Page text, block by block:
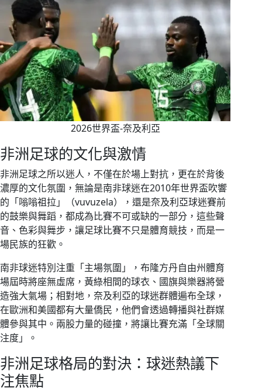
2026世界盃-奈及利亞
非洲足球的文化與激情
非洲足球之所以迷人，不僅在於場上對抗，更在於背後
濃厚的文化氛圍，無論是南非球迷在2010年世界盃吹響
的「嗡嗡祖拉」（vuvuzela），還是奈及利亞球迷賽前
的鼓樂與舞蹈，都成為比賽不可或缺的一部分，這些聲
音、色彩與舞步，讓足球比賽不只是體育競技，而是一
場民族的狂歡。
南非球迷特別注重「主場氛圍」，布隆方丹自由州體育
場屆時將座無虛席，黃綠相間的球衣、國旗與樂器將營
造強大氣場；相對地，奈及利亞的球迷群體遍布全球，
在歐洲和美國都有大量僑民，他們會透過轉播與社群媒
體參與其中。兩股力量的碰撞，將讓比賽充滿「全球關
注度」。
非洲足球格局的對決：球迷熱議下
注焦點